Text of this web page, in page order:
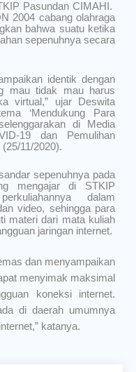
Pasundan CIMAHI.
2004 cabang olahraga
bahwa suatu ketika
sepenuhnya secara
identik dengan
mau tidak mau harus
virtual,” ujar Deswita
‘Mendukung Para
di Media
19 dan Pemulihan
11/2020).
sepenuhnya pada
mengajar di STKIP
dalam
video, sehingga para
materi dari mata kuliah
jaringan internet.
dan menyampaikan
menyimak maksimal
koneksi internet.
di daerah umumnya
katanya.